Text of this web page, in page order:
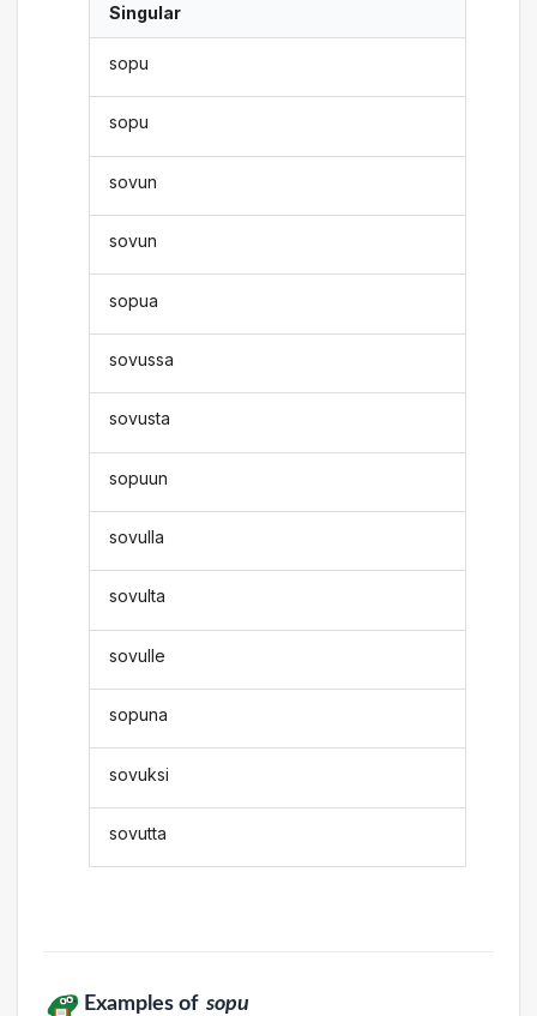
Singular
sopu
sopu
sovun
sovun
sopua
sovussa
sovusta
sopuun
sovulla
sovulta
sovulle
sopuna
sovuksi
sovutta
Examples of sopu